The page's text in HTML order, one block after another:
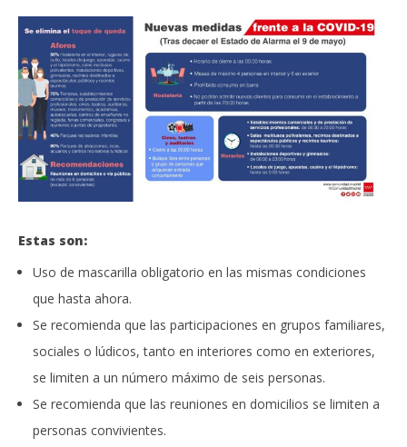
Estas son:
Uso de mascarilla obligatorio en las mismas condiciones
que hasta ahora.
Se recomienda que las participaciones en grupos familiares,
sociales o lúdicos, tanto en interiores como en exteriores,
se limiten a un número máximo de seis personas.
Se recomienda que las reuniones en domicilios se limiten a
personas convivientes.